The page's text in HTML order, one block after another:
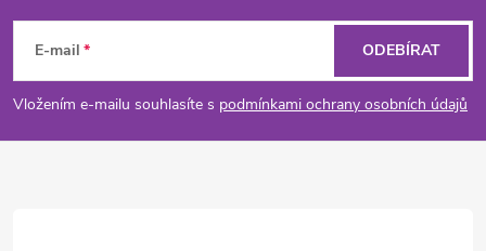
p
E-mail
Vložením e-mailu souhlasíte s podmínkami ochrany osobních údajů
ODEBÍRAT